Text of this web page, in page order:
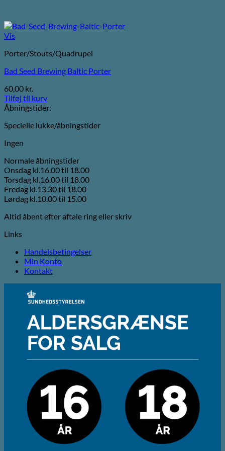
Vis
Porter/Stouts/Quadrupel
Bad Seed Brewing Baltic Porter
60,00 kr.
Tilføj til kurv
Åbningstider:
Specielle lukke/åbningstider
Ingen
Normale åbningstider
Onsdag kl.16.00 til 18.00
Torsdag kl.16.00 til 18.00
Fredag kl.13.30 til 18.00
Lørdag kl.10.00 til 15.00
Altid åbent efter aftale ring eller skriv
Links
Handelsbetingelser
Min Konto
Kontakt